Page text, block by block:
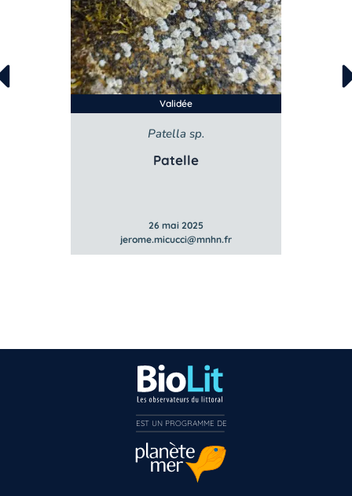
Validée
Patella sp.
Patelle
26 mai 2025
jerome.micucci@mnhn.fr